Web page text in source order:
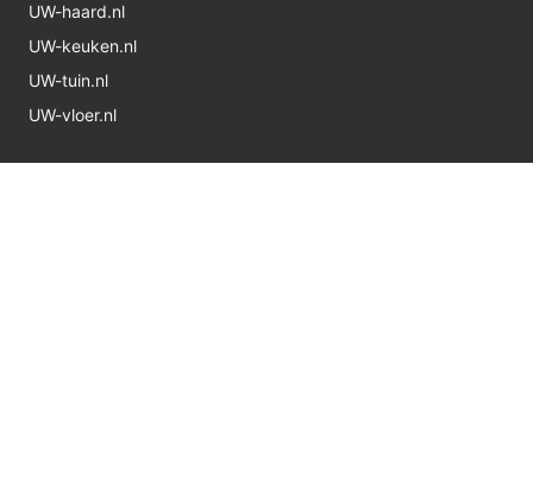
UW-haard.nl
UW-keuken.nl
UW-tuin.nl
UW-vloer.nl